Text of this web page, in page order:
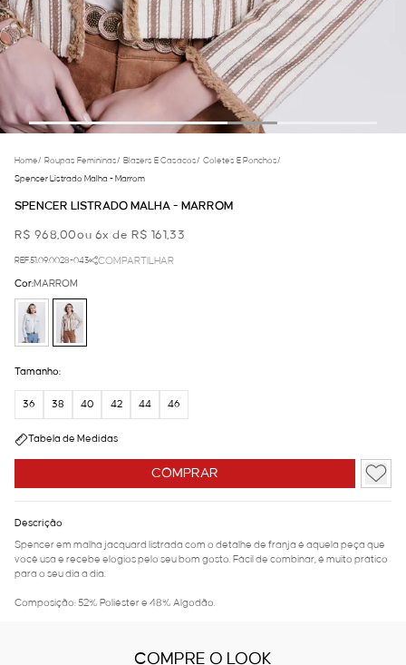
Home/ Roupas Femininas/ Blazers E Casacos/ Coletes E Ponchos/
Spencer Listrado Malha - Marrom
SPENCER LISTRADO MALHA - MARROM
R$ 968,00ou 6x de R$ 161,33
REF.51.09.0028-043 COMPARTILHAR
COMPRAR
Cor:MARROM
Tamanho:
36 38 40 42 44 46
Tabela de Medidas
Descrição
Spencer em malha jacquard listrada com o detalhe de franja é aquela peça que
você usa e recebe elogios pelo seu bom gosto. Fácil de combinar, é muito prático
para o seu dia a dia.
Composição: 52% Poliéster e 48% Algodão.
COMPRE O LOOK